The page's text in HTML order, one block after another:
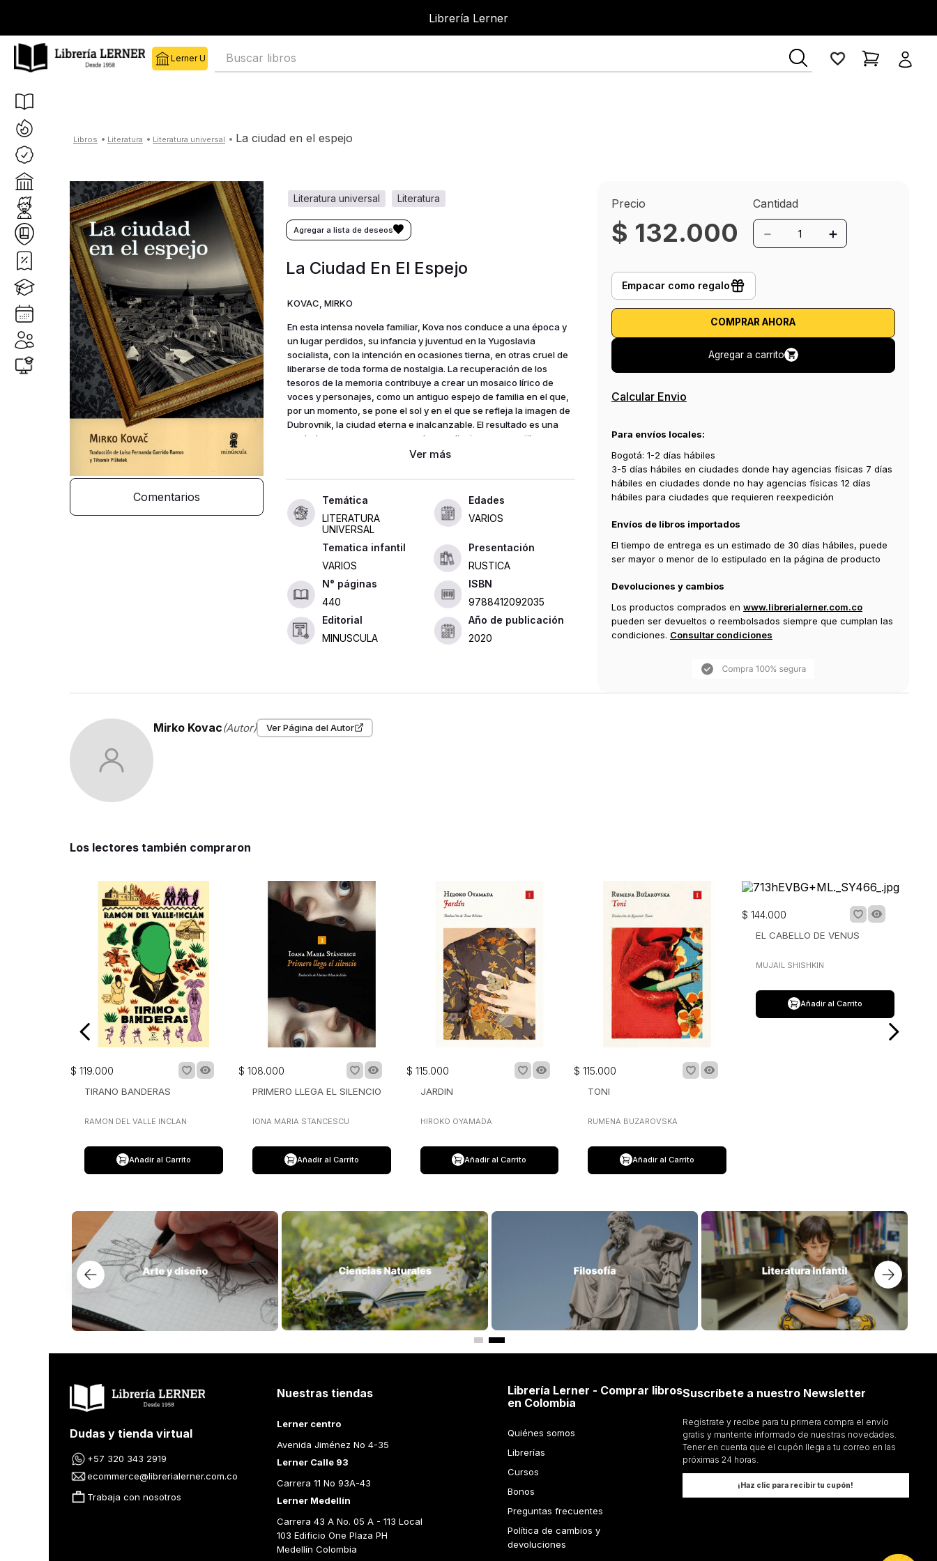
Librería Lerner
Buscar libros
literatura literatura universal la ciudad en el espejo
Comentarios
literatura
literatura universal
La Ciudad En El Espejo
KOVAC, MIRKO
En esta intensa novela familiar, Kova nos conduce a una época y
un lugar perdidos, su infancia y juventud en la Yugoslavia
socialista, con la intención en ocasiones tierna, en otras cruel de
liberarse de toda forma de nostalgia. La recuperación de los
tesoros de la memoria contribuye a crear un mosaico lírico de
voces y personajes, como un antiguo espejo de familia en el que,
por un momento, se pone el sol y en el que se refleja la imagen de
Dubrovnik, la ciudad eterna e inalcanzable. El resultado es una
verdadera epopeya que procede por elipsis, con un estilo
rapsódico y visionario que recuerda a los grandes maestros de la
LITERATURA
UNIVERSAL
Edades
VARIOS
Tematica infantil
VARIOS
Presentación
RUSTICA
440
ISBN
9788412092035
Editorial
MINUSCULA
Año de publicación
2020
Precio
$ 132.000
Cantidad
＋
－
Empacar como regalo
COMPRAR AHORA
Agregar a carrito
Calcular Envio
Para envíos locales:
Bogotá: 1-2 días hábiles
3-5 días hábiles en ciudades donde hay agencias físicas 7 días
hábiles en ciudades donde no hay agencias físicas 12 días
hábiles para ciudades que requieren reexpedición
Envíos de libros importados
El tiempo de entrega es un estimado de 30 días hábiles, puede
ser mayor o menor de lo estipulado en la página de producto
Devoluciones y cambios
Los productos comprados en www.librerialerner.com.co
pueden ser devueltos o reembolsados siempre que cumplan las
condiciones. Consultar condiciones
Mirko Kovac(Autor) Ver Página del Autor
Los lectores también compraron
$ 119.000
TIRANO BANDERAS
RAMON DEL VALLE INCLAN
Añadir al Carrito
$ 108.000
PRIMERO LLEGA EL SILENCIO
IONA MARIA STANCESCU
Añadir al Carrito
$ 115.000
JARDIN
HIROKO OYAMADA
Añadir al Carrito
$ 115.000
TONI
RUMENA BUZAROVSKA
Añadir al Carrito
$ 144.000
EL CABELLO DE VENUS
MUJAIL SHISHKIN
Añadir al Carrito
Dudas y tienda virtual
+57 320 343 2919
ecommerce@librerialerner.com.co
Trabaja con nosotros
Nuestras tiendas
Lerner centro
Avenida Jiménez No 4-35
Lerner Calle 93
Carrera 11 No 93A-43
Lerner Medellín
Carrera 43 A No. 05 A - 113 Local
103 Edificio One Plaza PH
Medellín Colombia
Librería Lerner - Comprar libros
en Colombia
Quiénes somos
Librerías
Cursos
Bonos
Preguntas frecuentes
Política de cambios y
devoluciones
Suscríbete a nuestro Newsletter
Regístrate y recibe para tu primera compra el envío
gratis y mantente informado de nuestras novedades.
Tener en cuenta que el cupón llega a tu correo en las
próximas 24 horas.
¡Haz clic para recibir tu cupón!